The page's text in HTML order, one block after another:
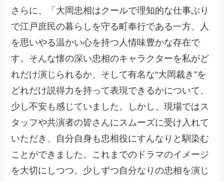
さらに、「大岡忠相はクールで理知的な仕事ぶり
で江戸庶民の暮らしを守る町奉行である一方、人
を思いやる温かい心を持つ人情味豊かな存在で
す。そんな懐の深い忠相のキャラクターを私がど
れだけ演じられるか、そして有名な“大岡裁き”を
どれだけ説得力を持って表現できるかについて、
少し不安も感じていました。しかし、現場ではス
タッフや共演者の皆さんにスムーズに受け入れて
いただき、自分自身も忠相役にすんなりと馴染む
ことができました。これまでのドラマのイメージ
を大切にしつつ、少しずつ自分なりの忠相を演じ